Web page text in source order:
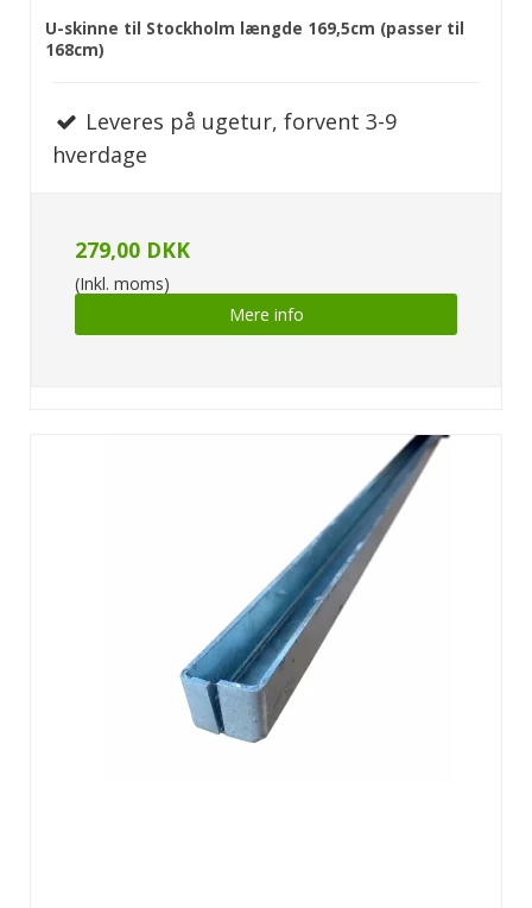
U-skinne til Stockholm længde 169,5cm (passer til
168cm)
Leveres på ugetur, forvent 3-9
hverdage
279,00 DKK
(Inkl. moms)
Mere info